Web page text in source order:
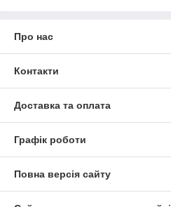
Про нас
Контакти
Доставка та оплата
Графік роботи
Повна версія сайту